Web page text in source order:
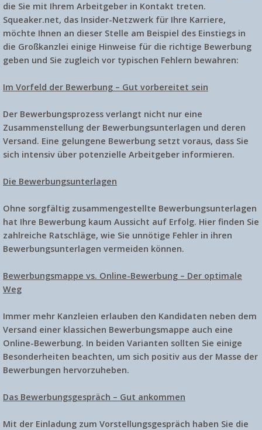
die Sie mit Ihrem Arbeitgeber in Kontakt treten.
Squeaker.net, das Insider-Netzwerk für Ihre Karriere,
möchte Ihnen an dieser Stelle am Beispiel des Einstiegs in
die Großkanzlei einige Hinweise für die richtige Bewerbung
geben und Sie zugleich vor typischen Fehlern bewahren:
Im Vorfeld der Bewerbung – Gut vorbereitet sein
Der Bewerbungsprozess verlangt nicht nur eine
Zusammenstellung der Bewerbungsunterlagen und deren
Versand. Eine gelungene Bewerbung setzt voraus, dass Sie
sich intensiv über potenzielle Arbeitgeber informieren.
Die Bewerbungsunterlagen
Ohne sorgfältig zusammengestellte Bewerbungsunterlagen
hat Ihre Bewerbung kaum Aussicht auf Erfolg. Hier finden Sie
zahlreiche Ratschläge, wie Sie unnötige Fehler in ihren
Bewerbungsunterlagen vermeiden können.
Bewerbungsmappe vs. Online-Bewerbung – Der optimale
Weg
Immer mehr Kanzleien erlauben den Kandidaten neben dem
Versand einer klassichen Bewerbungsmappe auch eine
Online-Bewerbung. In beiden Varianten sollten Sie einige
Besonderheiten beachten, um sich positiv aus der Masse der
Bewerbungen hervorzuheben.
Das Bewerbungsgespräch – Gut ankommen
Mit der Einladung zum Vorstellungsgespräch haben Sie die